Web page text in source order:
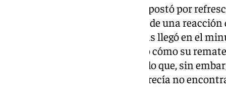
En la segunda mitad, Ferreras apostó por
Jujuba, Leles y Solvoll, en busca de una
acabó de hundir a las granadinas llegó en el
gran disparo dentro del área, vio cómo su
Laura. Un despeje desafortunado que, sin
desbordó al equipo local, que parecía no